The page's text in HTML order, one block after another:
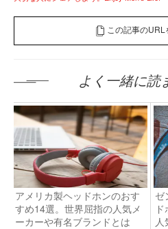
この記事の
よく一緒に読
アメリカ製ヘッドホンのおす
すめ14選。世界屈指の人気メ
ーカーや有名ブランドとは
ゼ